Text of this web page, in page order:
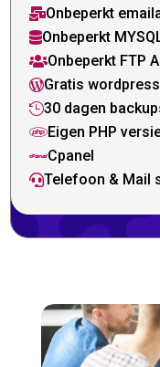
Onbeperkt
Onbeperkt
Onbeperkt FTP
Gratis
30 dagen
Eigen PHP
Cpanel
Telefoon & Mail